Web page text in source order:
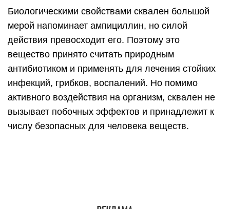
Биологическими свойствами сквален большой
мерой напоминает ампициллин, но силой
действия превосходит его. Поэтому это
вещество принято считать природным
антибиотиком и применять для лечения стойких
инфекций, грибков, воспалений. Но помимо
активного воздействия на организм, сквален не
вызывает побочных эффектов и принадлежит к
числу безопасных для человека веществ.